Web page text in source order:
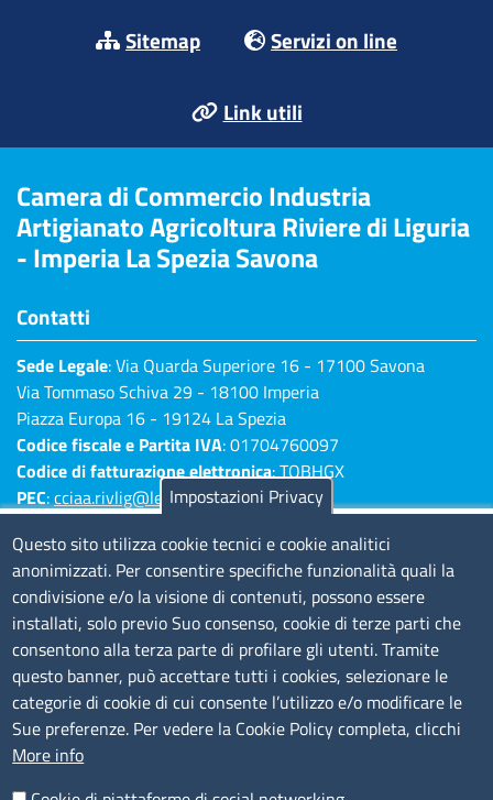
Sitemap Servizi on line
Link utili
Camera di Commercio Industria
Artigianato Agricoltura Riviere di Liguria
- Imperia La Spezia Savona
Contatti
Sede Legale: Via Quarda Superiore 16 - 17100 Savona
Via Tommaso Schiva 29 - 18100 Imperia
Piazza Europa 16 - 19124 La Spezia
Codice fiscale e Partita IVA: 01704760097
Codice di fatturazione elettronica: TQBHGX
PEC:cciaa.rivlig@legalmail.it
Imperia 0183 7931 - La Spezia 0187 7281
Amministrazione Trasparente
Consulta tutte le sezioni
Bilanci
Bandi di concorso
Procedimenti
Provvedimenti
Impostazioni Privacy
Questo sito utilizza cookie tecnici e cookie analitici
anonimizzati. Per consentire specifiche funzionalità quali la
condivisione e/o la visione di contenuti, possono essere
installati, solo previo Suo consenso, cookie di terze parti che
consentono alla terza parte di profilare gli utenti. Tramite
questo banner, può accettare tutti i cookies, selezionare le
categorie di cookie di cui consente l’utilizzo e/o modificare le
Sue preferenze. Per vedere la Cookie Policy completa, clicchi
More info